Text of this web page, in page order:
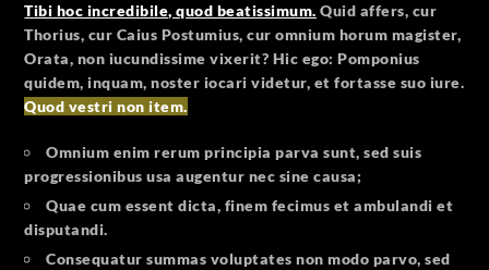
Tibi hoc incredibile, quod beatissimum. Quid affers, cur
Thorius, cur Caius Postumius, cur omnium horum magister,
Orata, non iucundissime vixerit? Hic ego: Pomponius
quidem, inquam, noster iocari videtur, et fortasse suo iure.
Quod vestri non item.
Omnium enim rerum principia parva sunt, sed suis
progressionibus usa augentur nec sine causa;
Quae cum essent dicta, finem fecimus et ambulandi et
disputandi.
Consequatur summas voluptates non modo parvo, sed